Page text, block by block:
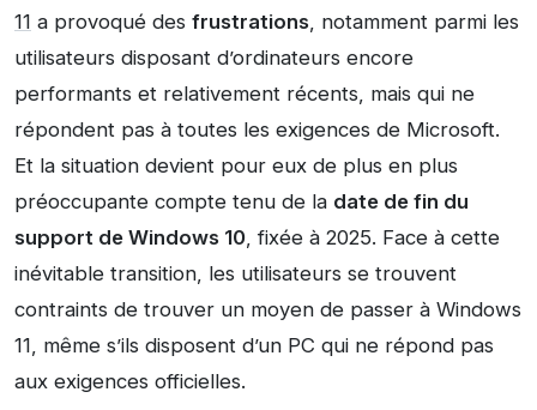
11 a provoqué des frustrations, notamment parmi les
utilisateurs disposant d’ordinateurs encore
performants et relativement récents, mais qui ne
répondent pas à toutes les exigences de Microsoft.
Et la situation devient pour eux de plus en plus
préoccupante compte tenu de la date de fin du
support de Windows 10, fixée à 2025. Face à cette
inévitable transition, les utilisateurs se trouvent
contraints de trouver un moyen de passer à Windows
11, même s’ils disposent d’un PC qui ne répond pas
aux exigences officielles.